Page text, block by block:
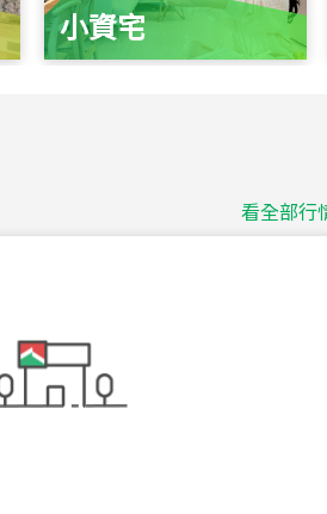
小資宅
看全部行
台北市中山區長春路